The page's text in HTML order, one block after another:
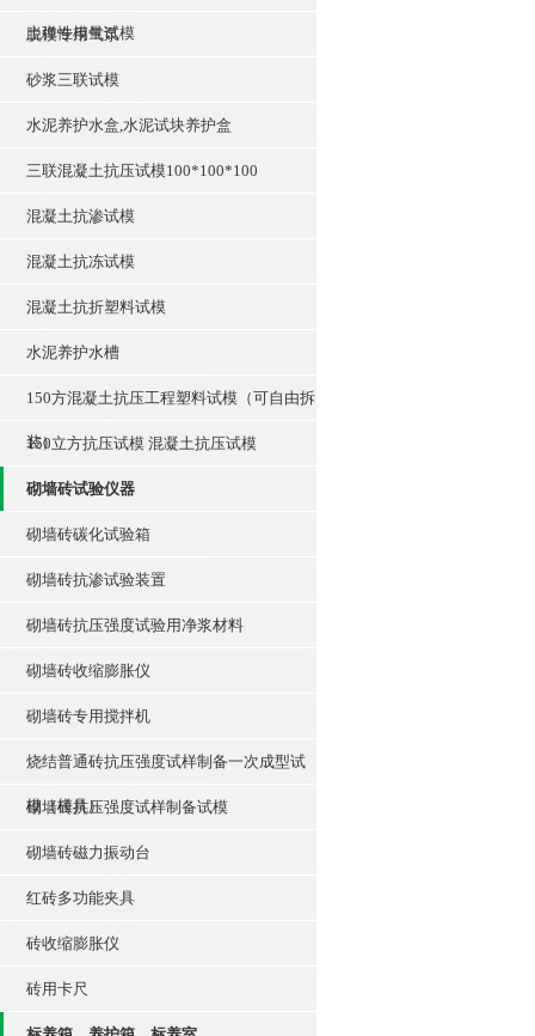
土弹性模量试模
脱模专用气泵
砂浆三联试模
水泥养护水盒,水泥试块养护盒
三联混凝土抗压试模100*100*100
混凝土抗渗试模
混凝土抗冻试模
混凝土抗折塑料试模
水泥养护水槽
150方混凝土抗压工程塑料试模（可自由拆
装）
150立方抗压试模 混凝土抗压试模
砌墙砖试验仪器
砌墙砖碳化试验箱
砌墙砖抗渗试验装置
砌墙砖抗压强度试验用净浆材料
砌墙砖收缩膨胀仪
砌墙砖专用搅拌机
烧结普通砖抗压强度试样制备一次成型试
模（模具）
砌墙砖抗压强度试样制备试模
砌墙砖磁力振动台
红砖多功能夹具
砖收缩膨胀仪
砖用卡尺